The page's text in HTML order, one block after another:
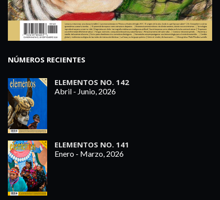
NÚMEROS RECIENTES
ELEMENTOS NO. 142
Abril - Junio, 2026
ELEMENTOS NO. 141
Enero - Marzo, 2026